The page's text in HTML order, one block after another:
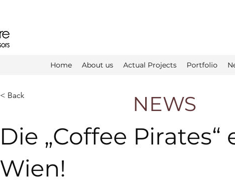
Home About us Actual Projects Portfolio
< Back NEWS
Die „Coffee Pirates“
Wien!